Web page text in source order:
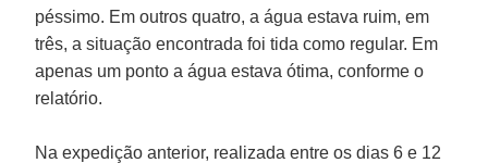
péssimo. Em outros quatro, a água estava ruim, em
três, a situação encontrada foi tida como regular. Em
apenas um ponto a água estava ótima, conforme o
relatório.
Na expedição anterior, realizada entre os dias 6 e 12